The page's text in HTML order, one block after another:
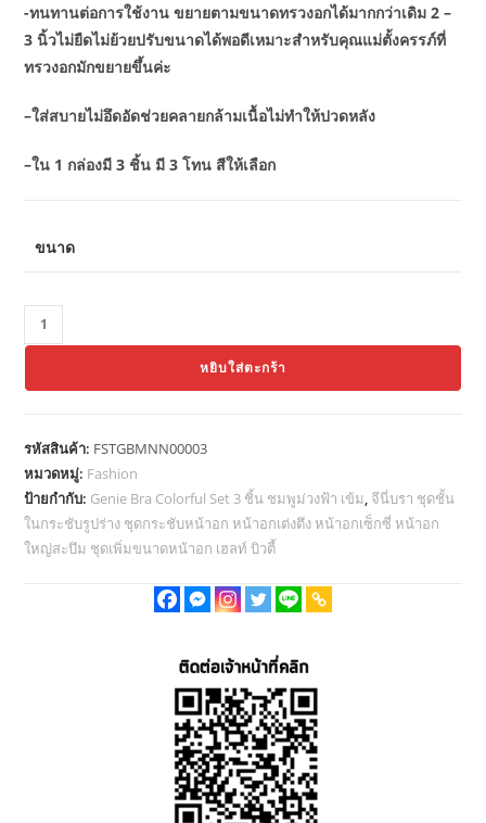
-ทนทานต่อการใช้งาน ขยายตามขนาดทรวงอกได้มากกว่าเดิม 2 –
3 นิ้วไม่ยืดไม่ย้วยปรับขนาดได้พอดีเหมาะสำหรับคุณแม่ตั้งครรภ์ที่
ทรวงอกมักขยายขึ้นค่ะ
–ใส่สบายไม่อึดอัดช่วยคลายกล้ามเนื้อไม่ทำให้ปวดหลัง
–ใน 1 กล่องมี 3 ชิ้น มี 3 โทน สีให้เลือก
ขนาด
จำนวน
Genie
ใน
Genie
bra
Colorful
หยิบใส่ตะกร้า
รหัสสินค้า: FSTGBMNN00003
หมวดหมู่: Fashion
ป้ายกำกับ: Genie Bra Colorful Set 3 ชิ้น ชมพูม่วงฟ้า เข้ม, จีนี่บรา ชุดชั้น
ในกระชับรูปร่าง ชุดกระชับหน้าอก หน้าอกเต่งตึง หน้าอกเซ็กซี่ หน้าอก
ใหญ่สะบึม ชุดเพิ่มขนาดหน้าอก เฮลท์ บิวตี้